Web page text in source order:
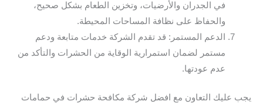
في الجدران والأرضيات، وتخزين الطعام بشكل صحيح،
والحفاظ على نظافة المساحات المحيطة.
الدعم المستمر: قد تقدم الشركة خدمات متابعة ودعم
مستمر لضمان استمرارية الوقاية من الحشرات والتأكد من
عدم عودتها.
يجب عليك التعاون مع افضل شركة مكافحة حشرات في حمامات